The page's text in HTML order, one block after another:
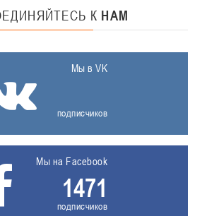
К НАМ
Мы в VK
подписчиков
Мы на Facebook
1471
подписчиков